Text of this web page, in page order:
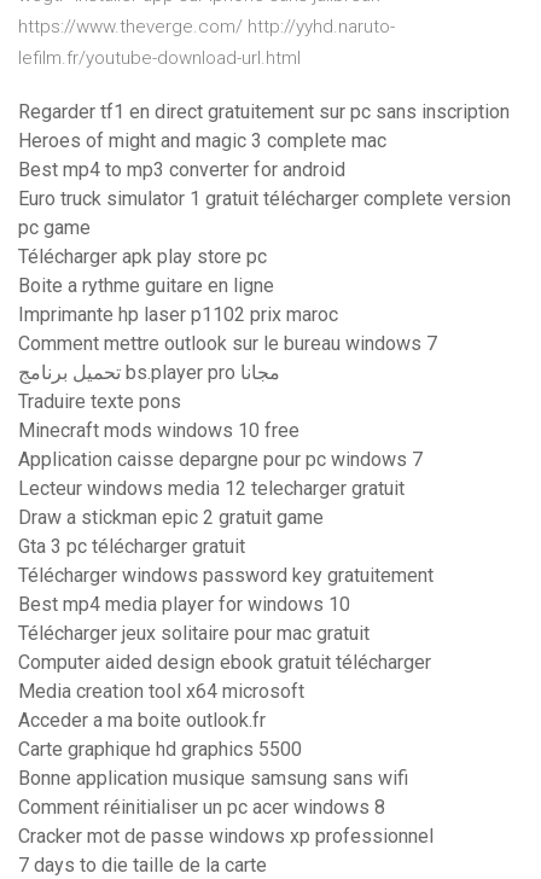
https://www.theverge.com/ http://yyhd.naruto-
lefilm.fr/youtube-download-url.html
Regarder tf1 en direct gratuitement sur pc sans inscription
Heroes of might and magic 3 complete mac
Best mp4 to mp3 converter for android
Euro truck simulator 1 gratuit télécharger complete version
pc game
Télécharger apk play store pc
Boite a rythme guitare en ligne
Imprimante hp laser p1102 prix maroc
Comment mettre outlook sur le bureau windows 7
تحميل برنامج bs.player pro مجانا
Traduire texte pons
Minecraft mods windows 10 free
Application caisse depargne pour pc windows 7
Lecteur windows media 12 telecharger gratuit
Draw a stickman epic 2 gratuit game
Gta 3 pc télécharger gratuit
Télécharger windows password key gratuitement
Best mp4 media player for windows 10
Télécharger jeux solitaire pour mac gratuit
Computer aided design ebook gratuit télécharger
Media creation tool x64 microsoft
Acceder a ma boite outlook.fr
Carte graphique hd graphics 5500
Bonne application musique samsung sans wifi
Comment réinitialiser un pc acer windows 8
Cracker mot de passe windows xp professionnel
7 days to die taille de la carte